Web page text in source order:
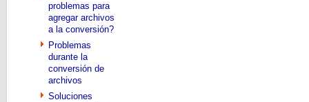
problemas para
agregar archivos
a la conversión?
Problemas
durante la
conversión de
archivos
Soluciones